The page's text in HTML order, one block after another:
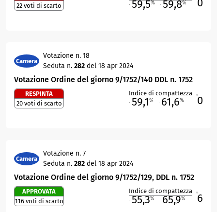
22 voti di scarto
59,5% 59,8% 0
Camera
Votazione n. 18
Seduta n. 282 del 18 apr 2024
Votazione Ordine del giorno 9/1752/140 DDL n. 1752
RESPINTA
20 voti di scarto
Indice di compattezza
59,1% 61,6% 0
Camera
Votazione n. 7
Seduta n. 282 del 18 apr 2024
Votazione Ordine del giorno 9/1752/129, DDL n. 1752
APPROVATA
116 voti di scarto
Indice di compattezza
55,3% 65,9% 6